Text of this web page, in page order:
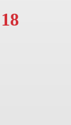
18